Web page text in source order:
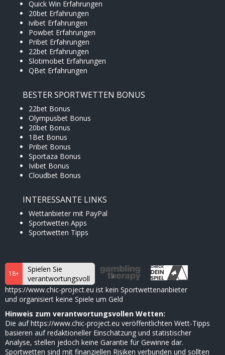
Quick Win Erfahrungen
20bet Erfahrungen
ivibet Erfahrungen
Powbet Erfahrungen
Pribet Erfahrungen
22bet Erfahrungen
Slotimobet Erfahrungen
QBet Erfahrungen
BESTER SPORTWETTEN BONUS
22bet Bonus
Olympusbet Bonus
20bet Bonus
1Bet Bonus
Pribet Bonus
Sportaza Bonus
Ivibet Bonus
Cloudbet Bonus
INTERESSANTE LINKS
Wettanbieter mit PayPal
Sportwetten Apps
Sportwetten Tipps
18+
Spielen Sie
verantwortungsvoll
https://www.chic-project.eu ist kein Sportwettenanbieter
und organisiert keine Spiele um Geld
Hinweis zum verantwortungsvollen Wetten:
Die auf https://www.chic-project.eu veröffentlichten Wett-Tipps
basieren auf redaktioneller Einschätzung und statistischer
Analyse, stellen jedoch keine Garantie für Gewinne dar.
Sportwetten sind mit finanziellen Risiken verbunden und sollten